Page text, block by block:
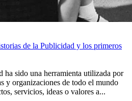
de la Publicidad y los primeros
ha sido una herramienta utilizada por
y organizaciones de todo el mundo
servicios, ideas o valores a...